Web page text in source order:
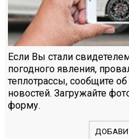
Если Вы стали
погодного явления,
теплотрассы, сообщите
новостей. Загружайте
форму.